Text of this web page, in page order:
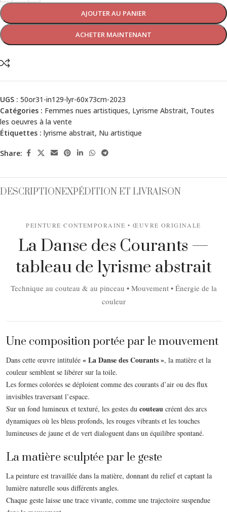
AJOUTER AU PANIER
ACHETER MAINTENANT
UGS : 50or31-in129-lyr-60x73cm-2023
Catégories : Femmes nues artistiques, Lyrisme Abstrait, Toutes
les oeuvres à la vente
Étiquettes : lyrisme abstrait, Nu artistique
Share:
DESCRIPTIONEXPÉDITION ET LIVRAISON
PEINTURE CONTEMPORAINE • ŒUVRE ORIGINALE
La Danse des Courants —
tableau de lyrisme abstrait
Technique au couteau & au pinceau • Mouvement • Énergie de la
couleur
Une composition portée par le mouvement
Dans cette œuvre intitulée « La Danse des Courants », la matière et la
couleur semblent se libérer sur la toile.
Les formes colorées se déploient comme des courants d’air ou des flux
invisibles traversant l’espace.
Sur un fond lumineux et texturé, les gestes du couteau créent des arcs
dynamiques où les bleus profonds, les rouges vibrants et les touches
lumineuses de jaune et de vert dialoguent dans un équilibre spontané.
La matière sculptée par le geste
La peinture est travaillée dans la matière, donnant du relief et captant la
lumière naturelle sous différents angles.
Chaque geste laisse une trace vivante, comme une trajectoire suspendue